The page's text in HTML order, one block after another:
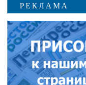
РЕКЛАМА